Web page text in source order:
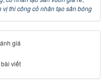
vị thi công cỏ nhân tạo sân bóng
giá
viết